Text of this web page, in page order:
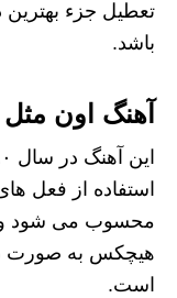
تعطیل جزء
باشد.
آهنگ اون
استفاده از فعل
محسوب می شود و
هیچکس به صورت
است.